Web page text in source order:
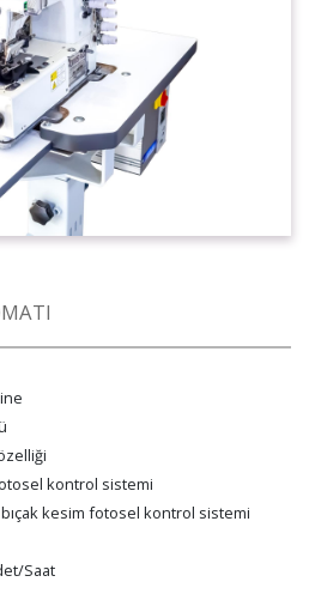
kontrol sistemi
kesim fotosel kontrol sistemi
Saat